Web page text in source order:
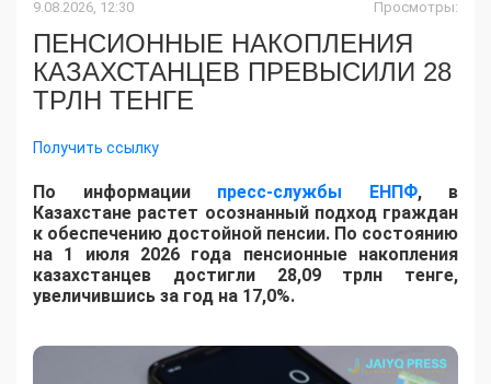
9.08.2026, 12:30 Просмотры:
ПЕНСИОННЫЕ НАКОПЛЕНИЯ
КАЗАХСТАНЦЕВ ПРЕВЫСИЛИ 28
ТРЛН ТЕНГЕ
Получить ссылку
По информации пресс-службы ЕНПФ, в
Казахстане растет осознанный подход граждан
к обеспечению достойной пенсии. По состоянию
на 1 июля 2026 года пенсионные накопления
казахстанцев достигли 28,09 трлн тенге,
увеличившись за год на 17,0%.